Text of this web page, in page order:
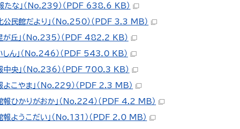
な」（No.239）（PDF 638.6 KB）
民館だより」（No.250）（PDF 3.3 MB）
丘」（No.235）（PDF 482.2 KB）
ん」（No.246）（PDF 543.0 KB）
央」（No.236）（PDF 700.3 KB）
こやま」（No.229）（PDF 2.3 MB）
ひかりがおか」（No.224）（PDF 4.2 MB）
ようこだい」（No.131）（PDF 2.0 MB）